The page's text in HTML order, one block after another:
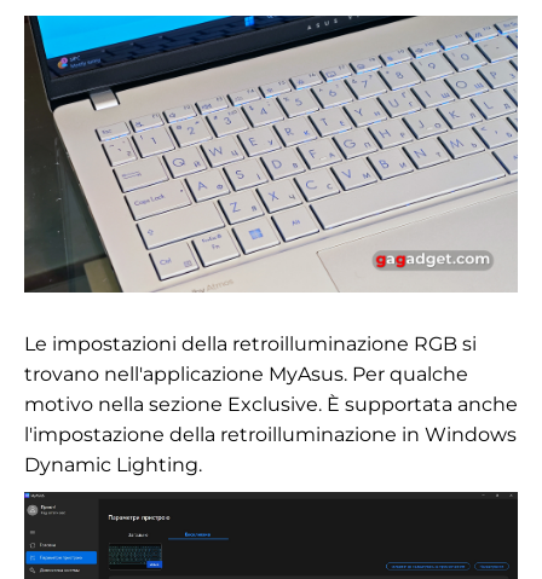
Le impostazioni della retroilluminazione RGB si
trovano nell'applicazione MyAsus. Per qualche
motivo nella sezione Exclusive. È supportata anche
l'impostazione della retroilluminazione in Windows
Dynamic Lighting.